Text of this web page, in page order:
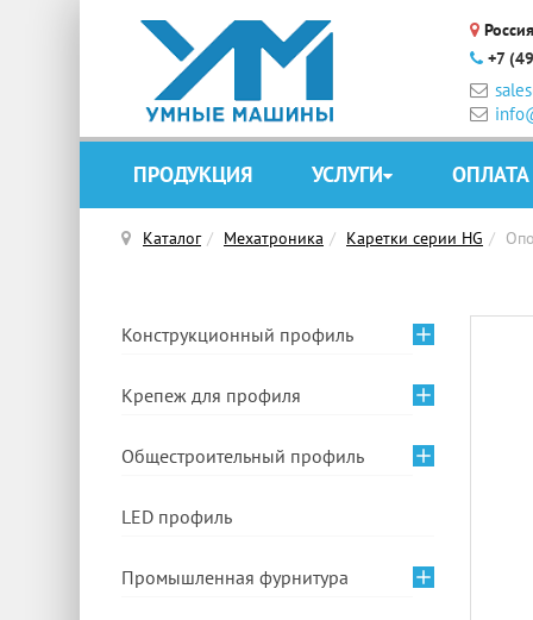
+7
ПРОДУКЦИЯ УСЛУГИ ОПЛАТА
Каталог Мехатроника Каретки серии HG
Конструкционный профиль
Крепеж для профиля
Общестроительный профиль
LED профиль
Промышленная фурнитура